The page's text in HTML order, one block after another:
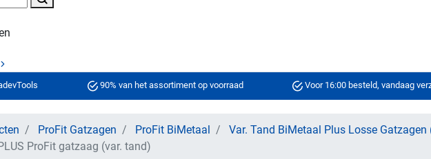
90% van het assortiment op voorraad Voor 16:00 besteld, vandaag
ProFit Gatzagen ProFit BiMetaal
Var. Tand BiMetaal Plus Losse
ProFit gatzaag (var. tand)